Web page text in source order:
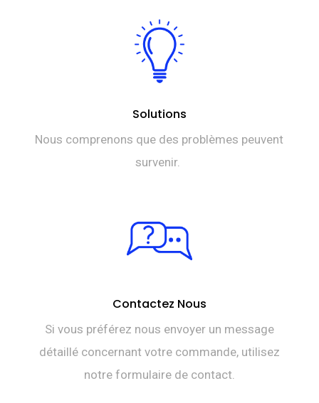
Solutions
Nous comprenons que des problèmes peuvent
survenir.
Contactez Nous
Si vous préférez nous envoyer un message
détaillé concernant votre commande, utilisez
notre formulaire de contact.